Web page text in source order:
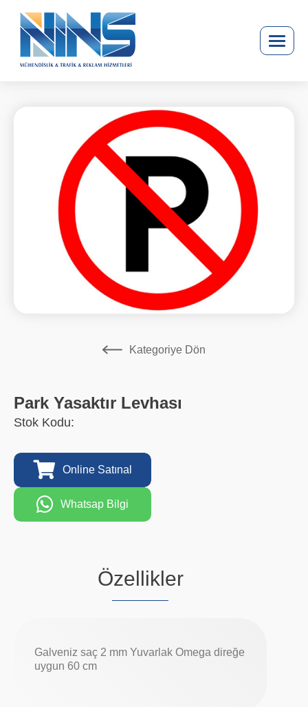
Kategoriye Dön
Park Yasaktır Levhası
Stok Kodu:
Online Satınal
Whatsap Bilgi
Özellikler
Galveniz saç 2 mm Yuvarlak Omega direğe
uygun 60 cm